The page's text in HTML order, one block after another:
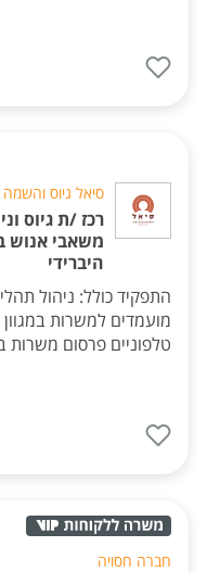
סיאל גיוס והשמה
רכז /ת גיוס
היברידי
התפקיד כולל: ניהול
מועמדים למשרות במגוון
טלפוניים פרסום משרות
חברה חסויה